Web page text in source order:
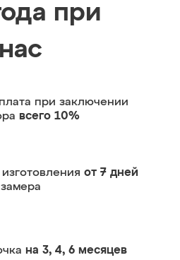
при
при заключении
всего 10%
от 7 дней
на 3, 4, 6 месяцев